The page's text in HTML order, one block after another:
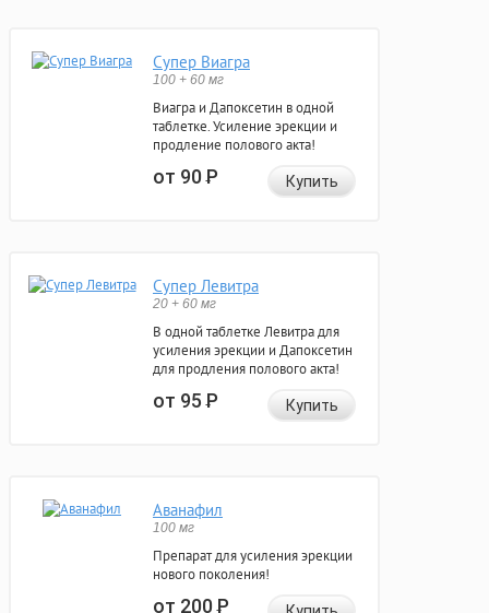
Супер Виагра
100 + 60 мг
Виагра и Дапоксетин в одной
таблетке. Усиление эрекции и
продление полового акта!
от 90Р Купить
Супер Левитра
20 + 60 мг
В одной таблетке Левитра для
усиления эрекции и Дапоксетин
для продления полового акта!
от 95Р Купить
Аванафил
100 мг
Препарат для усиления эрекции
нового поколения!
от 200Р